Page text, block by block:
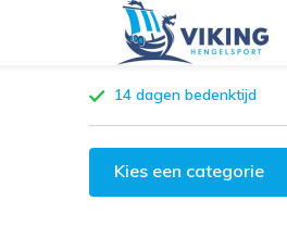
14 dagen bedenktijd
Kies een categorie